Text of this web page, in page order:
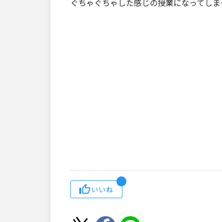
ぐちゃぐちゃした感じの授業になってし
いいね